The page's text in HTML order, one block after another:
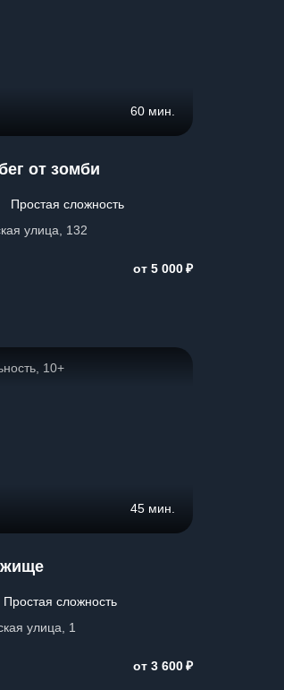
60 мин.
от зомби
Простая сложность
улица, 132
от 5 000₽
10+
45 мин.
Простая сложность
улица, 1
от 3 600₽